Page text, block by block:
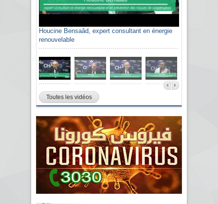
Houcine Bensaâd, expert consultant en énergie
renouvelable
Toutes les vidéos